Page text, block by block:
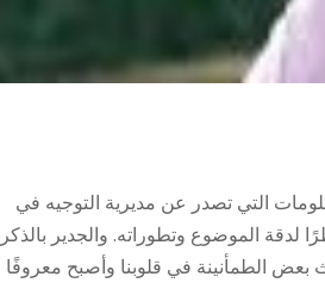
التي تصدر عن مديرية التوجيه في
لدقة الموضوع وتطوراته. والجدير بالذكر
بعض الطمأنينة في قلوبنا وأصبح معروفًا